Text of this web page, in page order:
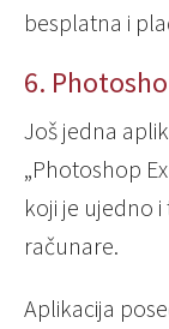
besplatna i
6.
Još jedna
„Photoshop
koji je ujedno
računare.
Aplikacija